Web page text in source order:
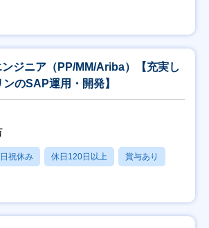
ンジニア（PP/MM/Ariba）【充実し
のSAP運用・開発】
祝休み 休日120日以上 賞与あり